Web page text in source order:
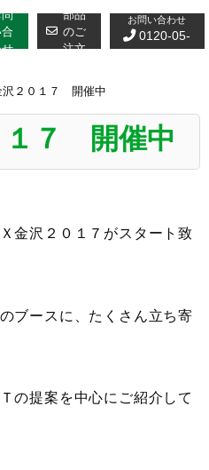
問
合
せ
部品
のご
注文
お問い合わせ
0120-05-
沢２０１７ 開催中
１７ 開催中
金沢２０１７がスタート致
ブースに、たくさん立ち寄
の提案を中心にご紹介して